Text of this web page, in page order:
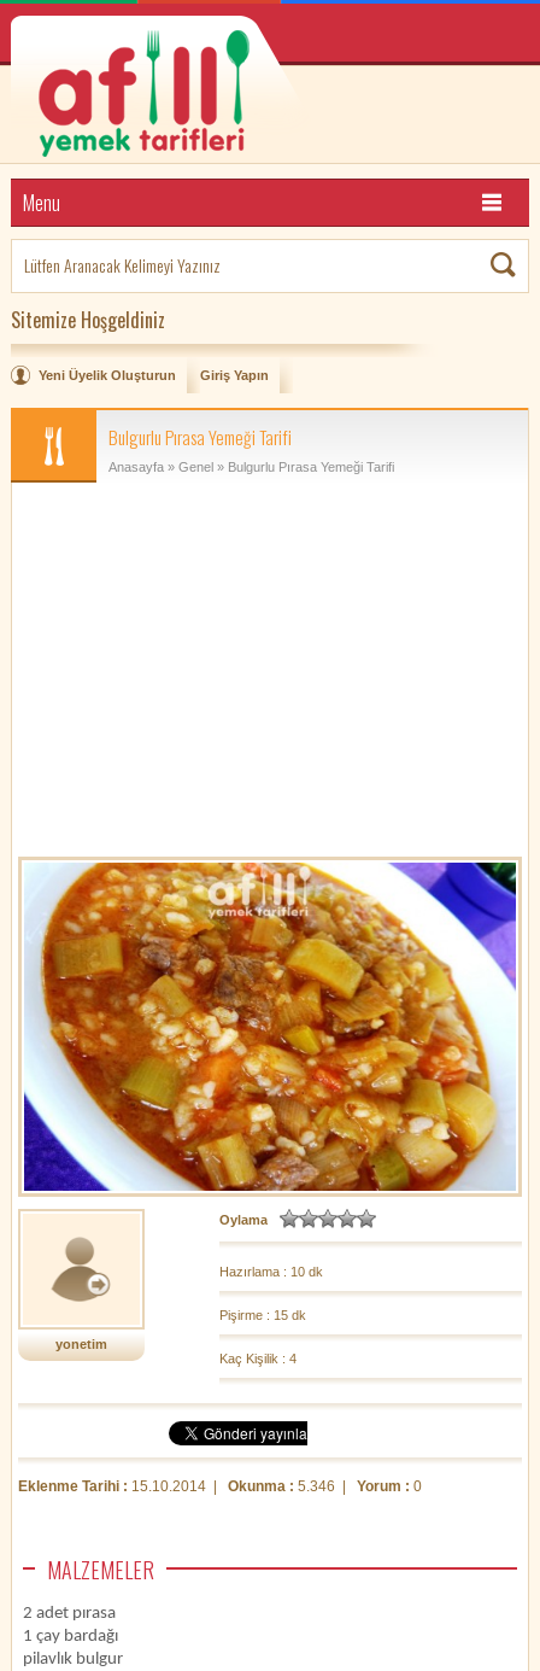
Menu
Sitemize Hoşgeldiniz
Yeni Üyelik Oluşturun Giriş Yapın
Bulgurlu Pırasa Yemeği Tarifi
Anasayfa» Genel» Bulgurlu Pırasa Yemeği Tarifi
yonetim
Oylama
Hazırlama : 10 dk
Pişirme : 15 dk
Kaç Kişilik : 4
Eklenme Tarihi : 15.10.2014 | Okunma : 5.346 | Yorum : 0
MALZEMELER
2 adet pırasa
1 çay bardağı
pilavlık bulgur